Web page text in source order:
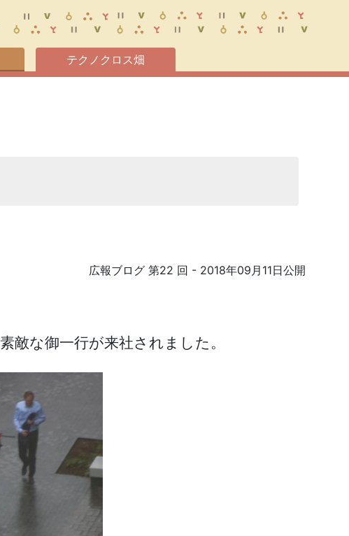
テクノクロス畑
広報ブログ 第22 回 - 2018年09月11日公開
敵な御一行が来社されました。